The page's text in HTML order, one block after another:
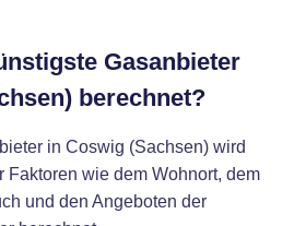
Gasanbieter
berechnet?
in Coswig (Sachsen) wird
Faktoren wie dem Wohnort, dem
und den Angeboten der